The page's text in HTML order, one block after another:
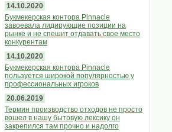
14.10.2020
Букмекерская контора Pinnacle
завоевала лидирующие позиции на
рынке и не спешит отдавать свое место
конкурентам
14.10.2020
Букмекерская контора Pinnacle
пользуется широкой популярностью у
профессиональных игроков
20.06.2019
Термин производство отходов не просто
вошел в нашу бытовую лексику он
закрепился там прочно и надолго